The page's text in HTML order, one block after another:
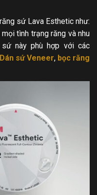
sứ Lava Esthetic như:
tình trạng răng và nhu
này phù hợp với các
Dán sứ Veneer, bọc răng